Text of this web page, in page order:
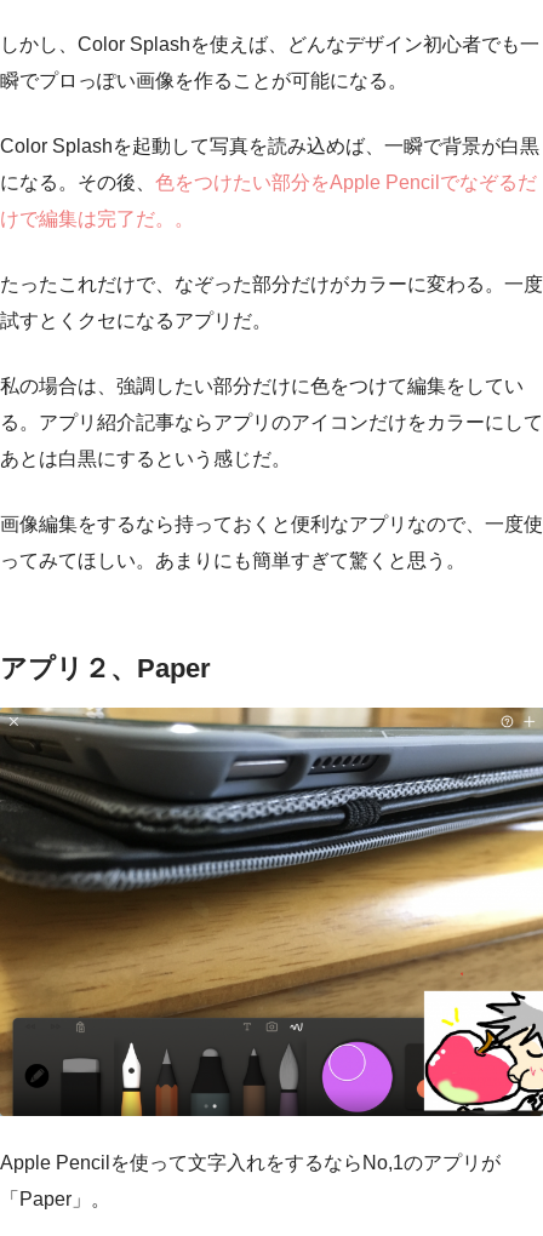
しかし、Color Splashを使えば、どんなデザイン初心者でも一
瞬でプロっぽい画像を作ることが可能になる。
Color Splashを起動して写真を読み込めば、一瞬で背景が白黒
になる。その後、 色をつけたい部分をApple Pencilでなぞるだ
けで編集は完了だ。。
たったこれだけで、なぞった部分だけがカラーに変わる。一度
試すとくクセになるアプリだ。
私の場合は、強調したい部分だけに色をつけて編集をしてい
る。アプリ紹介記事ならアプリのアイコンだけをカラーにして
あとは白黒にするという感じだ。
画像編集をするなら持っておくと便利なアプリなので、一度使
ってみてほしい。あまりにも簡単すぎて驚くと思う。
アプリ２、Paper
Apple Pencilを使って文字入れをするならNo,1のアプリが
「Paper」。